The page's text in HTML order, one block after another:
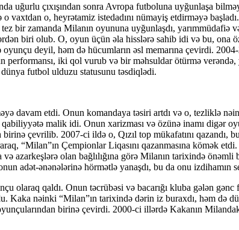
uğurlu çıxışından sonra Avropa futboluna uyğunlaşa
o, heyrətamiz istedadını nümayiş etdirməyə
bir zamanda Milanın oyununa uyğunlaşdı, yarımmüdafiə
biri olub. O, oyun üçün əla hisslərə sahib idi və bu, ona
deyil, həm də hücumların əsl memarına çevirdi.
performansı, iki qol vurub və bir məhsuldar ötürmə
futbol ulduzu statusunu təsdiqlədi.
davam etdi. Onun komandaya təsiri artdı və o, tezliklə
malik idi. Onun xarizması və özünə inamı digər
çevrilib. 2007-ci ildə o, Qızıl top mükafatını qazandı,
“Milan”ın Çempionlar Liqasını qazanmasına kömək
azarkeşlərə olan bağlılığına görə Milanın tarixində
adət-ənənələrinə hörmətlə yanaşdı, bu da onu izdihamın
qaldı. Onun təcrübəsi və bacarığı kluba gələn
Kaka nəinki “Milan”ın tarixində dərin iz buraxdı, həm də
birinə çevirdi. 2000-ci illərdə Kakanın